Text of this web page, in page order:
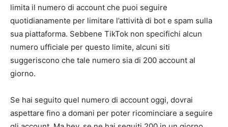
limita il numero di account che puoi seguire
quotidianamente per limitare l’attività di bot e spam sulla
sua piattaforma. Sebbene TikTok non specifichi alcun
numero ufficiale per questo limite, alcuni siti
suggeriscono che tale numero sia di 200 account al
giorno.
Se hai seguito quel numero di account oggi, dovrai
aspettare fino a domani per poter ricominciare a seguire